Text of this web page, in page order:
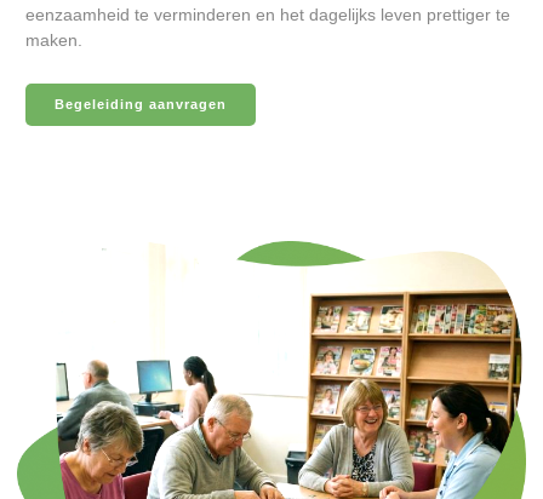
eenzaamheid te verminderen en het dagelijks leven prettiger te
maken.
Begeleiding aanvragen